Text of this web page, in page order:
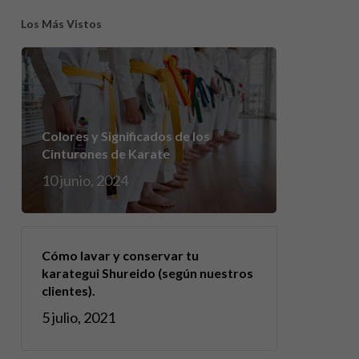
Los Más Vistos
Colores y Significados de los
Cinturones de Karate
10 junio, 2024
Cómo lavar y conservar tu
karategui Shureido (según nuestros
clientes).
5 julio, 2021